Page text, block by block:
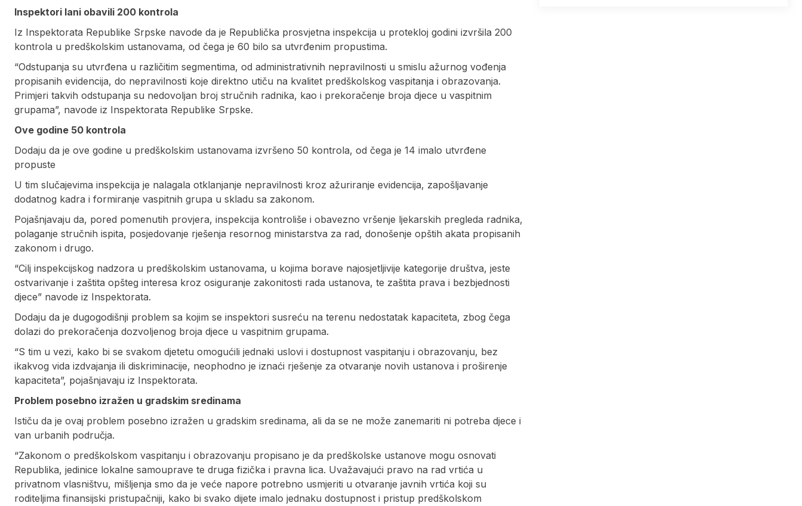
Inspektori lani obavili 200 kontrola
Iz Inspektorata Republike Srpske navode da je Republička prosvjetna inspekcija u protekloj godini izvršila 200
kontrola u predškolskim ustanovama, od čega je 60 bilo sa utvrđenim propustima.
“Odstupanja su utvrđena u različitim segmentima, od administrativnih nepravilnosti u smislu ažurnog vođenja
propisanih evidencija, do nepravilnosti koje direktno utiču na kvalitet predškolskog vaspitanja i obrazovanja.
Primjeri takvih odstupanja su nedovoljan broj stručnih radnika, kao i prekoračenje broja djece u vaspitnim
grupama”, navode iz Inspektorata Republike Srpske.
Ove godine 50 kontrola
Dodaju da je ove godine u predškolskim ustanovama izvršeno 50 kontrola, od čega je 14 imalo utvrđene
propuste
U tim slučajevima inspekcija je nalagala otklanjanje nepravilnosti kroz ažuriranje evidencija, zapošljavanje
dodatnog kadra i formiranje vaspitnih grupa u skladu sa zakonom.
Pojašnjavaju da, pored pomenutih provjera, inspekcija kontroliše i obavezno vršenje ljekarskih pregleda radnika,
polaganje stručnih ispita, posjedovanje rješenja resornog ministarstva za rad, donošenje opštih akata propisanih
zakonom i drugo.
“Cilj inspekcijskog nadzora u predškolskim ustanovama, u kojima borave najosjetljivije kategorije društva, jeste
ostvarivanje i zaštita opšteg interesa kroz osiguranje zakonitosti rada ustanova, te zaštita prava i bezbjednosti
djece” navode iz Inspektorata.
Dodaju da je dugogodišnji problem sa kojim se inspektori susreću na terenu nedostatak kapaciteta, zbog čega
dolazi do prekoračenja dozvoljenog broja djece u vaspitnim grupama.
“S tim u vezi, kako bi se svakom djetetu omogućili jednaki uslovi i dostupnost vaspitanju i obrazovanju, bez
ikakvog vida izdvajanja ili diskriminacije, neophodno je iznaći rješenje za otvaranje novih ustanova i proširenje
kapaciteta”, pojašnjavaju iz Inspektorata.
Problem posebno izražen u gradskim sredinama
Ističu da je ovaj problem posebno izražen u gradskim sredinama, ali da se ne može zanemariti ni potreba djece i
van urbanih područja.
“Zakonom o predškolskom vaspitanju i obrazovanju propisano je da predškolske ustanove mogu osnovati
Republika, jedinice lokalne samouprave te druga fizička i pravna lica. Uvažavajući pravo na rad vrtića u
privatnom vlasništvu, mišljenja smo da je veće napore potrebno usmjeriti u otvaranje javnih vrtića koji su
roditeljima finansijski pristupačniji, kako bi svako dijete imalo jednaku dostupnost i pristup predškolskom